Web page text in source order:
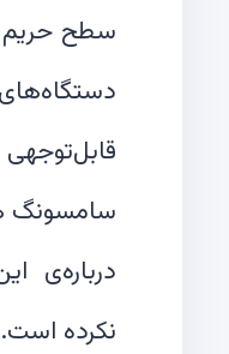
سطح حریم
سامسونگ
درباره‌ی
نکرده است.